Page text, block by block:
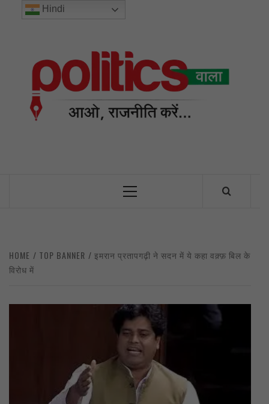
Primary
HOME TOP BANNER
इमरान प्रतापगढ़ी ने सदन में ये कहा वक़्फ़ बिल के
विरोध में
Hindi